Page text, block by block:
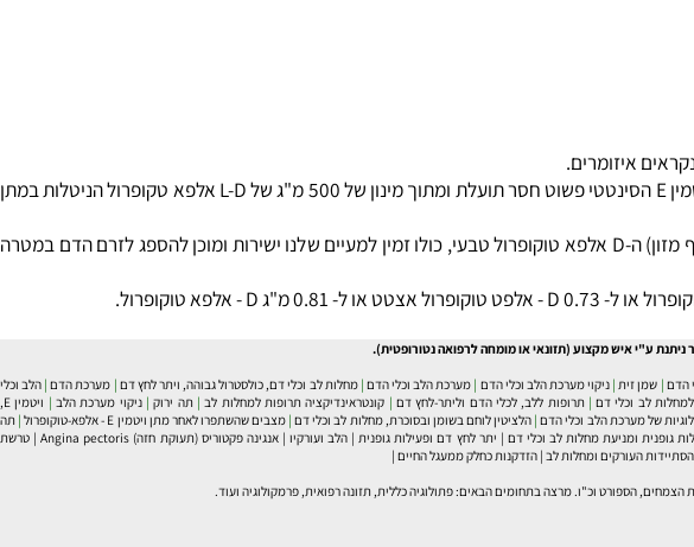
ביתר ה- 250 מ"ג של ה- L אלפא טוקופרול גופך לא יוכל להשתמש והם יופרשו וכאשר נאכל במזון או מתקבל כסופלימנט (תוסף מזון) ה-D אלפא טוקופרול טבעי, כולו זמין למעיים שלנו ישירות ומוכן להספג לזרם הדם במטרה
ע"י איש מקצוע (תזונאי או מומחה לרפואה נטורופטית).